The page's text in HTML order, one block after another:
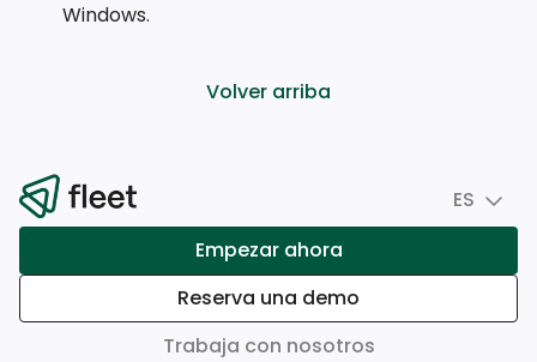
Windows.
Volver arriba
ES
Empezar ahora
Reserva una demo
Trabaja con nosotros